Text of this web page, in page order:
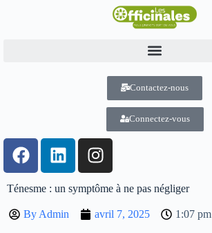
Contactez-nous
Connectez-vous
Ténesme : un symptôme à ne pas négliger
By Admin avril 7, 2025 1:07 pm